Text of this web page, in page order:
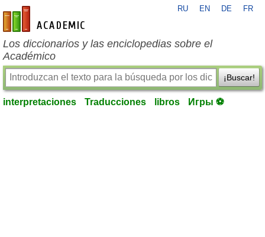
es-academic.com
RU EN DE FR
Los diccionarios y las enciclopedias sobre el
Académico
¡Buscar!
interpretaciones Traducciones libros Игры ⚽